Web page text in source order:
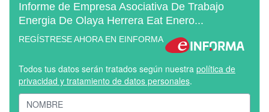
Informe de Empresa Asociativa De Trabajo
Energia De Olaya Herrera Eat Enero...
REGÍSTRESE AHORA EN EINFORMA
Todos tus datos serán tratados según nuestra política de
privacidad y tratamiento de datos personales.